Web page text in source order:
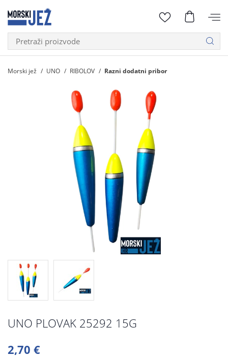
Morski jež UNO RIBOLOV Razni dodatni pribor
UNO PLOVAK 25292 15G
2,70 €